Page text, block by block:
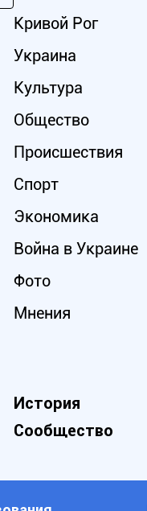
Кривой Рог
Украина
Культура
Общество
Происшествия
Спорт
Экономика
Война в Украине
Фото
Мнения
История
Сообщество